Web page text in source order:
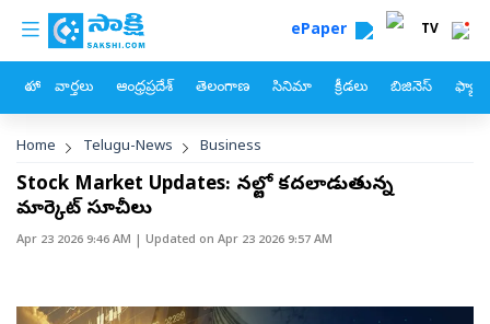
Skip to main content
custom menu ePaper TV
హోం వార్తలు ఆంధ్రప్రదేశ్ తెలంగాణ సినిమా క్రీడలు బిజినెస్
Breadcrumb
Home Telugu-News Business
Stock Market Updates: నష్టాల్లో కదలాడుతున్న
మార్కెట్‌ సూచీలు
Apr 23 2026 9:46 AM | Updated on Apr 23 2026 9:57 AM